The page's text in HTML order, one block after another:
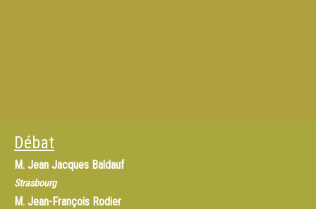
Débat
M. Jean Jacques Baldauf
Strasbourg
M. Jean-François Rodier